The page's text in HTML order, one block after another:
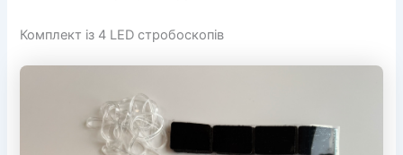
Комплект із 4 LED стробоскопів